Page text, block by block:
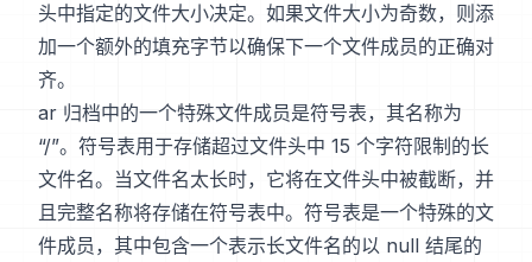
头中指定的文件大小决定。如果文件大小为奇数，则添
加一个额外的填充字节以确保下一个文件成员的正确对
齐。
ar 归档中的一个特殊文件成员是符号表，其名称为
“/”。符号表用于存储超过文件头中 15 个字符限制的长
文件名。当文件名太长时，它将在文件头中被截断，并
且完整名称将存储在符号表中。符号表是一个特殊的文
件成员，其中包含一个表示长文件名的以 null 结尾的